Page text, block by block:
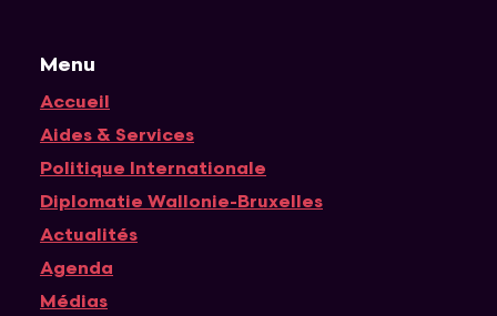
Menu
Accueil
Navigation principale
Aides & Services
Politique Internationale
Diplomatie Wallonie-Bruxelles
Actualités
Agenda
Médias